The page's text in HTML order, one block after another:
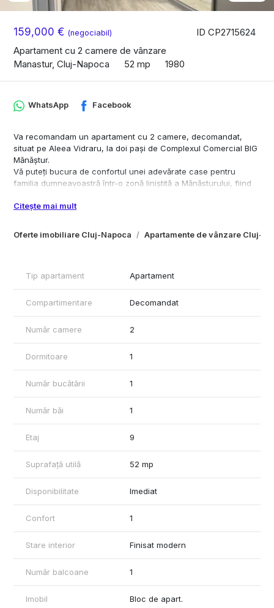
ID CP2715624
159,000 € (negociabil)
Apartament cu 2 camere de vânzare
Manastur, Cluj-Napoca
52 mp 1980
Oferte imobiliare Cluj-Napoca Apartamente de vânzare Cluj-
WhatsApp Facebook
Va recomandam un apartament cu 2 camere, decomandat,
situat pe Aleea Vidraru, la doi paşi de Complexul Comercial BIG
Mănăştur.
Vă puteți bucura de confortul unei adevărate case pentru
familia dumneavoastră într-o zonă liniștită a Mănăsturului, fiind
cartier. Apartamentul are suprafața utilă de 52MP, și are o
LIVING, DORMITOR, BAIE, HOL GENEROS CU SPAŢII DE
DEPOZITARE ŞI BALCON CU SUPRAFAŢA DE 6 MP.
energetică apartamentului.
SITUAȚIE JURIDICĂ CLARĂ. CF liber de sarcini.
Pentru orice alte detalii, nu ezitați să mă contactați.
Citește mai mult
Tip apartament Apartament
Compartimentare Decomandat
Număr camere 2
Dormitoare 1
Număr bucătării 1
Număr băi 1
Etaj 9
Suprafață utilă 52 mp
Disponibilitate Imediat
Confort 1
Stare interior Finisat modern
Număr balcoane 1
Imobil Bloc de apart.